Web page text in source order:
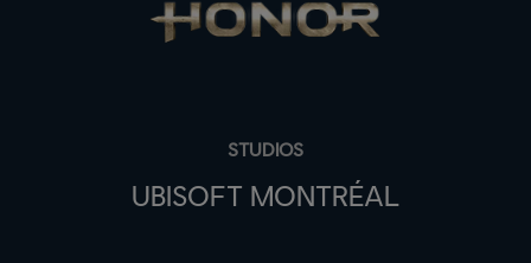
STUDIOS
UBISOFT MONTRÉAL